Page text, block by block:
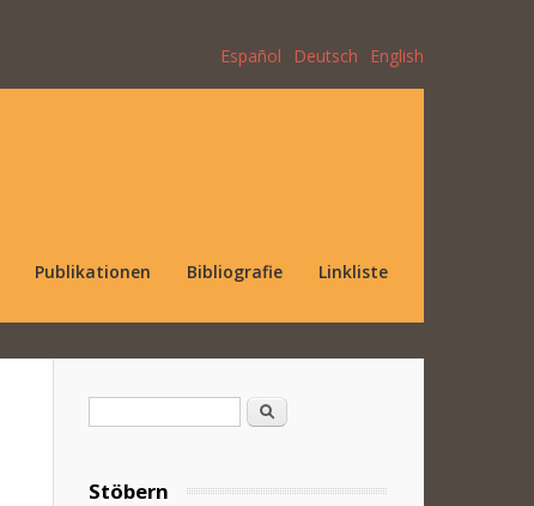
Español Deutsch English
Publikationen Bibliografie Linkliste
Suche
Stöbern